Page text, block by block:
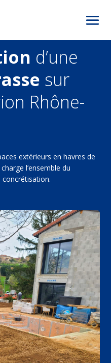
d’une
sur
Rhône-
extérieurs en havres de
l’ensemble du
concrétisation.